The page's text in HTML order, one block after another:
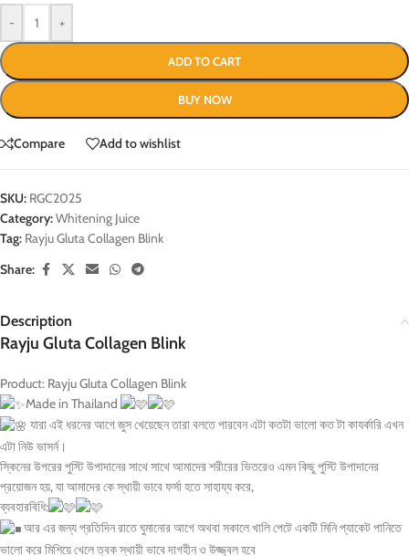
- +
ADD TO CART
BUY NOW
Compare Add to wishlist
SKU: RGC2025
Category:Whitening Juice
Tag: Rayju Gluta Collagen Blink
Share:
Description
Rayju Gluta Collagen Blink
Product: Rayju Gluta Collagen Blink
Made in Thailand
যারা এই ধরনের আগে জুস খেয়েছেন তারা বলতে পারবেন এটা কতটা ভালো কত টা কাযর্কারি এখন
এটা নিউ ভাসর্ন।
স্কিনের উপরের পুস্টি উপাদানের সাথে সাথে আমাদের শরীরের ভিতরেও এমন কিছু পুস্টি উপাদানের
প্রয়োজন হয়, যা আমাদের কে স্থায়ী ভাবে ফর্সা হতে সাহায্য করে,
ব্যবহারবিধি:
আর এর জন্য প্রতিদিন রাতে ঘুমানোর আগে অথবা সকালে খালি পেটে একটি মিনি প্যাকেট পানিতে
ভালো করে মিশিয়ে খেলে ত্বক স্থায়ী ভাবে দাগহীন ও উজ্জ্বল হবে